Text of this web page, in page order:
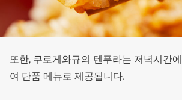
또한, 쿠로게와규의 텐푸라는 저녁시간
여 단품 메뉴로 제공됩니다.